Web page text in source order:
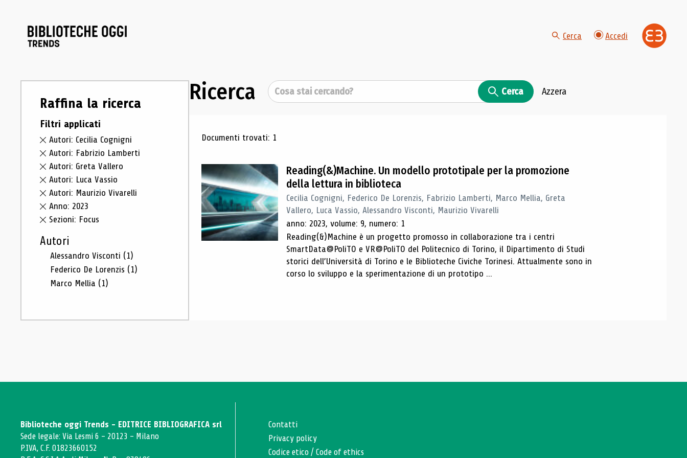
Cerca Accedi
Raffina la ricerca
Filtri applicati
Autori: Cecilia Cognigni
Autori: Fabrizio Lamberti
Autori: Greta Vallero
Autori: Luca Vassio
Autori: Maurizio Vivarelli
Anno: 2023
Sezioni: Focus
Autori
Alessandro Visconti (1)
Federico De Lorenzis (1)
Marco Mellia (1)
Ricerca Cerca Cerca Azzera
Risultati di ricerca
Documenti trovati: 1
Reading(&)Machine. Un modello prototipale per la promozione
della lettura in biblioteca
Cecilia Cognigni, Federico De Lorenzis, Fabrizio Lamberti, Marco Mellia, Greta
Vallero, Luca Vassio, Alessandro Visconti, Maurizio Vivarelli
anno: 2023, volume: 9, numero: 1
Reading(&)Machine è un progetto promosso in collaborazione tra i centri
SmartData@PoliTO e VR@PoliTO del Politecnico di Torino, il Dipartimento di Studi
storici dell’Università di Torino e le Biblioteche Civiche Torinesi. Attualmente sono in
corso lo sviluppo e la sperimentazione di un prototipo ...
Biblioteche oggi Trends - EDITRICE BIBLIOGRAFICA srl
Sede legale: Via Lesmi 6 - 20123 - Milano
P.IVA, C.F. 01823660152
Contatti
Privacy policy
Codice etico /Code of ethics